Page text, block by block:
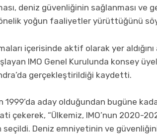
deniz güvenliğinin sağlanması ve
yoğun faaliyetler yürüttüğünü
içerisinde aktif olarak yer
IMO Genel Kurulunda konsey
gerçekleştirildiği kaydetti.
1999’da aday olduğundan bugüne
çekerek, “Ülkemiz, IMO’nun 2020-
Deniz emniyetinin ve